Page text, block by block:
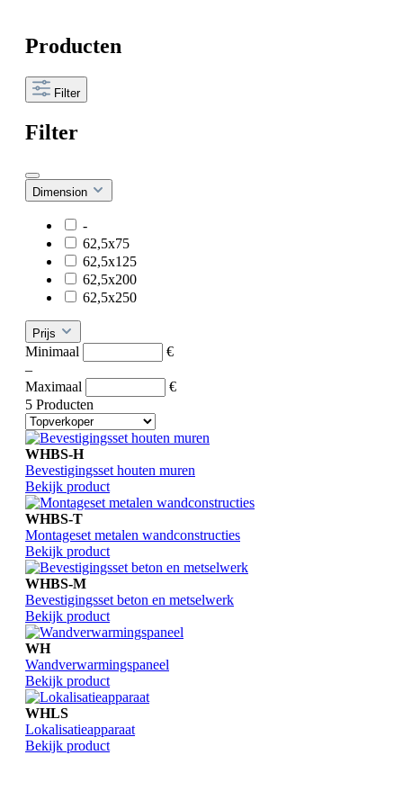
Producten
Filter
Filter
Dimension
-
62,5x75
62,5x125
62,5x200
62,5x250
Prijs
Minimaal
€
–
Maximaal
€
5 Producten
WHBS-H
Bevestigingsset houten muren
Bekijk product
WHBS-T
Montageset metalen wandconstructies
Bekijk product
WHBS-M
Bevestigingsset beton en metselwerk
Bekijk product
WH
Wandverwarmingspaneel
Bekijk product
WHLS
Lokalisatieapparaat
Bekijk product